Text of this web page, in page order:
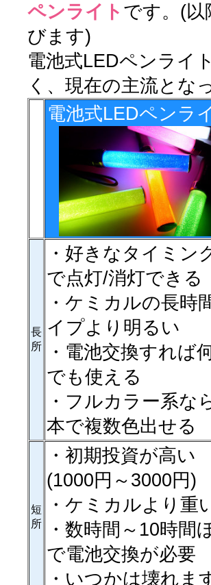
ペンライト です。(以
びます)
電池式LEDペンライ
く、現在の主流とな
電池式LEDペンラ
長
所
・好きなタイミン
で点灯/消灯できる
・ケミカルの長時
イプより明るい
・電池交換すれば
でも使える
・フルカラー系な
本で複数色出せる
短
所
・初期投資が高い
(1000円～3000円)
・ケミカルより重
・数時間～10時間
で電池交換が必要
・いつかは壊れま